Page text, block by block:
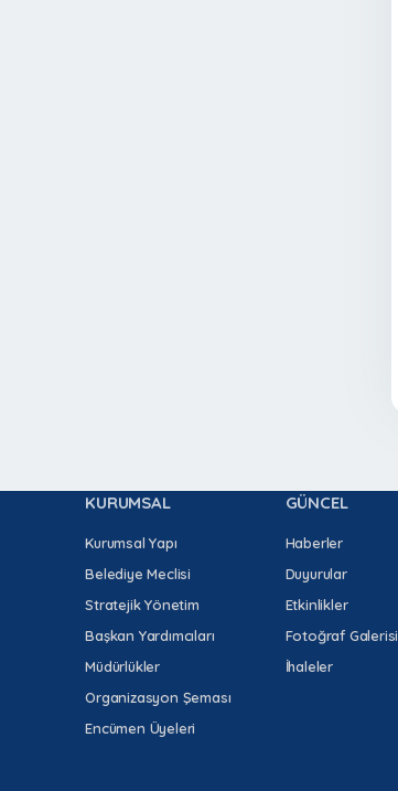
KURUMSAL
Kurumsal Yapı
Belediye Meclisi
Stratejik Yönetim
Başkan Yardımcıları
Müdürlükler
Organizasyon Şeması
Encümen Üyeleri
GÜNCEL
Haberler
Duyurular
Etkinlikler
Fotoğraf Galerisi
İhaleler